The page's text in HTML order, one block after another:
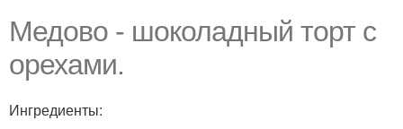
Медово - шоколадный торт с
орехами.
Ингредиенты: